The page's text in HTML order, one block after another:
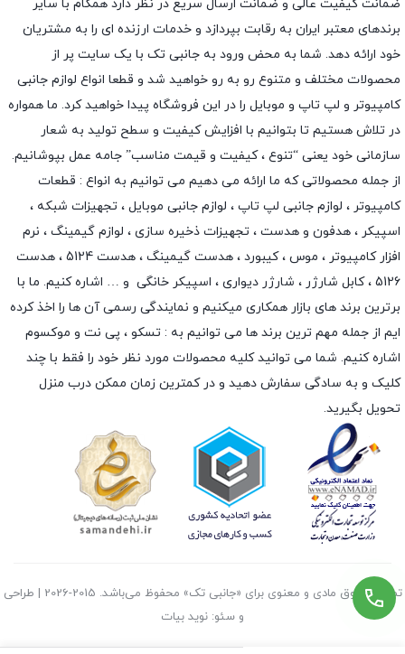
ضمانت کیفیت عالی و ضمانت ارسال سریع در نظر دارد همگام با سایر
برندهای معتبر ایران به رقابت بپردازد و خدمات ارزنده ای را به مشتریان
خود ارائه دهد. شما به محض ورود به جانبی تک با یک سایت پر از
محصولات مختلف و متنوع رو به رو خواهید شد و قطعا انواع لوازم جانبی
کامپیوتر و لپ تاپ و موبایل را در این فروشگاه پیدا خواهید کرد. ما همواره
در تلاش هستیم تا بتوانیم با افزایش کیفیت و سطح تولید به شعار
سازمانی خود یعنی “تنوع ، کیفیت و قیمت مناسب” جامه عمل بپوشانیم.
از جمله محصولاتی که ما ارائه می دهیم می توانیم به انواع : قطعات
کامپیوتر ، لوازم جانبی لپ تاپ ، لوازم جانبی موبایل ، تجهیزات شبکه ،
اسپیکر ، هدفون و هدست ، تجهیزات ذخیره سازی ، لوازم گیمینگ ، نرم
افزار کامپیوتر ، موس ،کیبورد ، هدست گیمینگ
، هدست 5124 ، هدست
5126 ،
کابل شارژر ، شارژر دیواری ، اسپیکر خانگی و … اشاره کنیم. ما با
برترین برند های بازار همکاری میکنیم و نمایندگی رسمی آن ها را اخذ کرده
ایم از جمله مهم ترین برند ها می توانیم به : تسکو ، پی نت و موکسوم
اشاره کنیم. شما می توانید کلیه محصولات مورد نظر خود را فقط با چند
کلیک و به سادگی سفارش دهید و در کمترین زمان ممکن درب منزل
تحویل بگیرید.
تمامی حقوق مادی و معنوی برای «جانبی تک» محفوظ می‌باشد. 2015-2026 | طراحی
و سئو: نوید بیات